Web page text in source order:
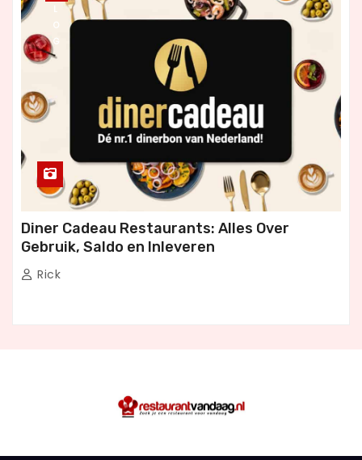
L
O
G
Diner Cadeau Restaurants: Alles Over
Gebruik, Saldo en Inleveren
Rick